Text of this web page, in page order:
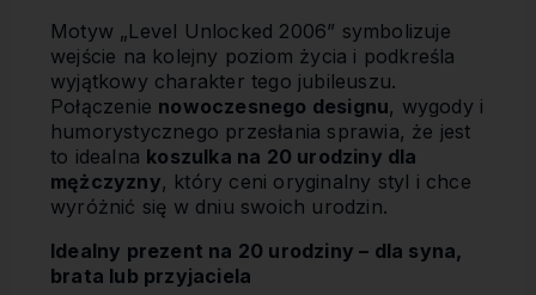
Motyw „Level Unlocked 2006” symbolizuje
wejście na kolejny poziom życia i podkreśla
wyjątkowy charakter tego jubileuszu.
Połączenie nowoczesnego designu, wygody i
humorystycznego przesłania sprawia, że jest
to idealna koszulka na 20 urodziny dla
mężczyzny, który ceni oryginalny styl i chce
wyróżnić się w dniu swoich urodzin.
Idealny prezent na 20 urodziny – dla syna,
brata lub przyjaciela